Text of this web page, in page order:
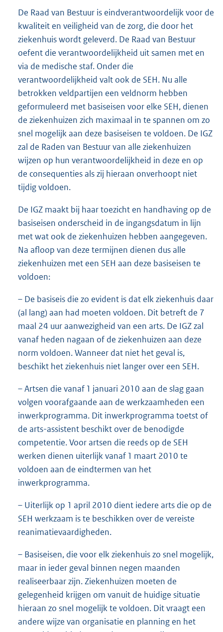
De Raad van Bestuur is eindverantwoordelijk voor de
kwaliteit en veiligheid van de zorg, die door het
ziekenhuis wordt geleverd. De Raad van Bestuur
oefent die verantwoordelijkheid uit samen met en
via de medische staf. Onder die
verantwoordelijkheid valt ook de SEH. Nu alle
betrokken veldpartijen een veldnorm hebben
geformuleerd met basiseisen voor elke SEH, dienen
de ziekenhuizen zich maximaal in te spannen om zo
snel mogelijk aan deze basiseisen te voldoen. De IGZ
zal de Raden van Bestuur van alle ziekenhuizen
wijzen op hun verantwoordelijkheid in deze en op
de consequenties als zij hieraan onverhoopt niet
tijdig voldoen.
De IGZ maakt bij haar toezicht en handhaving op de
basiseisen onderscheid in de ingangsdatum in lijn
met wat ook de ziekenhuizen hebben aangegeven.
Na afloop van deze termijnen dienen dus alle
ziekenhuizen met een SEH aan deze basiseisen te
voldoen:
– De basiseis die zo evident is dat elk ziekenhuis daar
(al lang) aan had moeten voldoen. Dit betreft de 7
maal 24 uur aanwezigheid van een arts. De IGZ zal
vanaf heden nagaan of de ziekenhuizen aan deze
norm voldoen. Wanneer dat niet het geval is,
beschikt het ziekenhuis niet langer over een SEH.
– Artsen die vanaf 1 januari 2010 aan de slag gaan
volgen voorafgaande aan de werkzaamheden een
inwerkprogramma. Dit inwerkprogramma toetst of
de arts-assistent beschikt over de benodigde
competentie. Voor artsen die reeds op de SEH
werken dienen uiterlijk vanaf 1 maart 2010 te
voldoen aan de eindtermen van het
inwerkprogramma.
– Uiterlijk op 1 april 2010 dient iedere arts die op de
SEH werkzaam is te beschikken over de vereiste
reanimatievaardigheden.
– Basiseisen, die voor elk ziekenhuis zo snel mogelijk,
maar in ieder geval binnen negen maanden
realiseerbaar zijn. Ziekenhuizen moeten de
gelegenheid krijgen om vanuit de huidige situatie
hieraan zo snel mogelijk te voldoen. Dit vraagt een
andere wijze van organisatie en planning en het